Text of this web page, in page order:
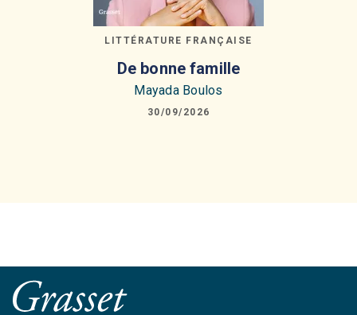
LITTÉRATURE FRANÇAISE
De bonne famille
Mayada Boulos
30/09/2026